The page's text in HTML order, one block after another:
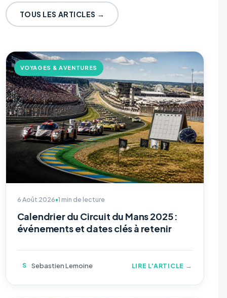
TOUS LES ARTICLES →
VOYAGES & AVENTURES
6 Août 2026•1 min de lecture
Calendrier du Circuit du Mans 2025 :
événements et dates clés à retenir
S Sebastien Lemoine LIRE L'ARTICLE →